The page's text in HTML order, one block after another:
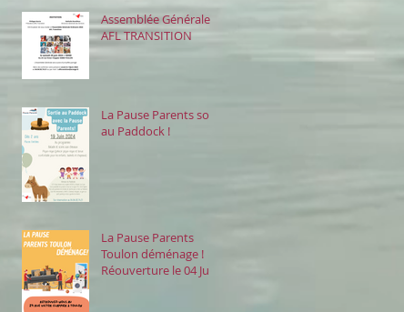
Assemblée Générale -
AFL TRANSITION
La Pause Parents sort
au Paddock !
La Pause Parents
Toulon déménage !
Réouverture le 04 Juin